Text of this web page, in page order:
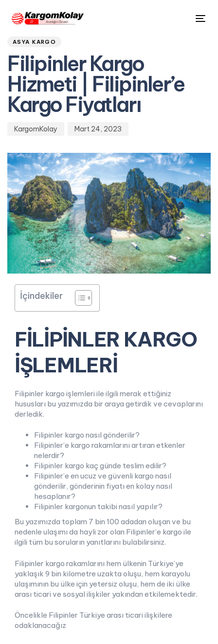
PUBLISHED
IN:
ASYA KARGO
Filipinler Kargo
Hizmeti | Filipinler’e
Kargo Fiyatları
Author
KargomKolay
Published
on:
Mart 24, 2023
İçindekiler
FİLİPİNLER KARGO
İŞLEMLERİ
Filipinler kargo işlemleri ile ilgili merak ettiğiniz
hususları bu yazımızda bir araya getirdik ve cevaplarını
derledik.
Filipinler kargo nasıl gönderilir?
Filipinler’e kargo rakamlarını artıran etkenler
nelerdir?
Filipinler kargo kaç günde teslim edilir?
Filipinler’e en ucuz ve güvenli kargo nasıl
gönderilir, gönderinin fiyatı en kolay nasıl
hesaplanır?
Filipinler kargonun takibi nasıl yapılır?
Bu yazımızda toplam 7 bin 100 adadan oluşan ve bu
nedenle ulaşımı da hayli zor olan Filipinler’e kargo ile
ilgili tüm bu soruların yanıtlarını bulabilirsiniz.
Filipinler kargo rakamlarını hem ülkenin Türkiye’ye
yaklaşık 9 bin kilometre uzakta oluşu, hem karayolu
ulaşımının bu ülke için yetersiz oluşu, hem de iki ülke
arası ticari ve sosyal ilişkiler yakından etkilemektedir.
Öncelikle Filipinler Türkiye arası ticari ilişkilere
odaklanacağız